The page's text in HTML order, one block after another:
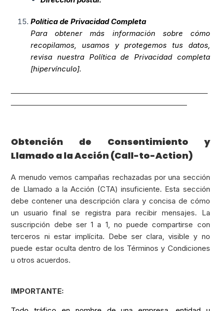
Política de Privacidad Completa
Para obtener más información sobre cómo
recopilamos, usamos y protegemos tus datos,
revisa nuestra Política de Privacidad completa
[hipervínculo].
Obtención de Consentimiento y
Llamado a la Acción (Call-to-Action)
A menudo vemos campañas rechazadas por una sección
de Llamado a la Acción (CTA) insuficiente. Esta sección
debe contener una descripción clara y concisa de cómo
un usuario final se registra para recibir mensajes. La
suscripción debe ser 1 a 1, no puede compartirse con
terceros ni estar implícita. Debe ser clara, visible y no
puede estar oculta dentro de los Términos y Condiciones
u otros acuerdos.
IMPORTANTE: